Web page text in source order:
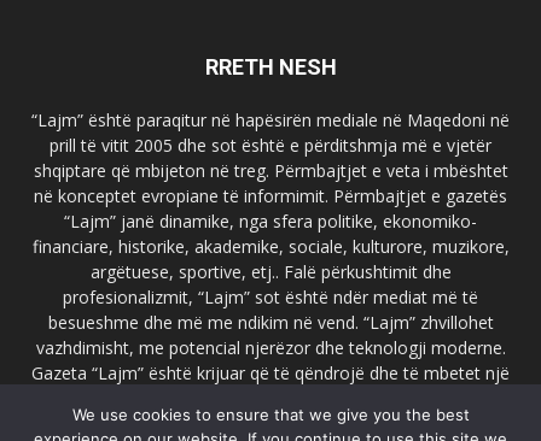
RRETH NESH
“Lajm” është paraqitur në hapësirën mediale në Maqedoni në
prill të vitit 2005 dhe sot është e përditshmja më e vjetër
shqiptare që mbijeton në treg. Përmbajtjet e veta i mbështet
në konceptet evropiane të informimit. Përmbajtjet e gazetës
“Lajm” janë dinamike, nga sfera politike, ekonomiko-
financiare, historike, akademike, sociale, kulturore, muzikore,
argëtuese, sportive, etj.. Falë përkushtimit dhe
profesionalizmit, “Lajm” sot është ndër mediat më të
besueshme dhe më me ndikim në vend. “Lajm” zhvillohet
vazhdimisht, me potencial njerëzor dhe teknologji moderne.
Gazeta “Lajm” është krijuar që të qëndrojë dhe të mbetet një
faqja zyrtare e gazetës “Lajm”, www.lajmpress.org është një
We use cookies to ensure that we give you the best